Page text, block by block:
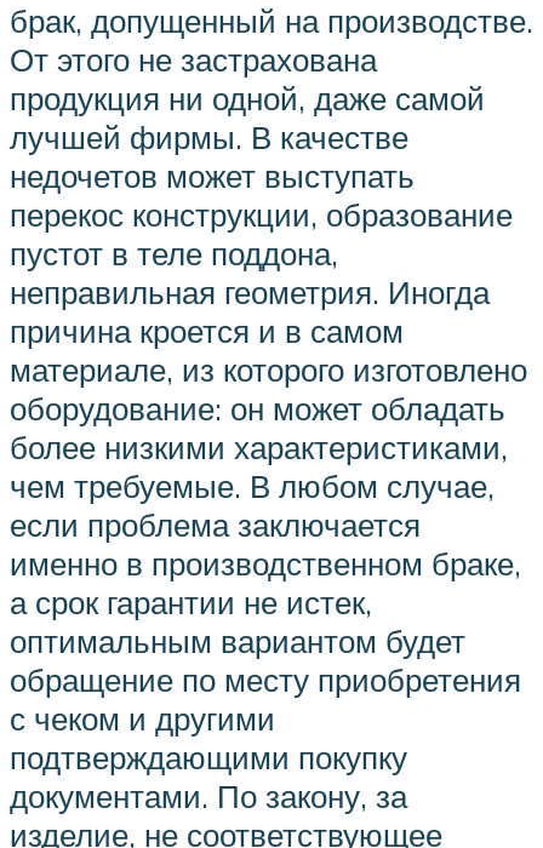
брак, допущенный на производстве.
От этого не застрахована
продукция ни одной, даже самой
лучшей фирмы. В качестве
недочетов может выступать
перекос конструкции, образование
пустот в теле поддона,
неправильная геометрия. Иногда
причина кроется и в самом
материале, из которого изготовлено
оборудование: он может обладать
более низкими характеристиками,
чем требуемые. В любом случае,
если проблема заключается
именно в производственном браке,
а срок гарантии не истек,
оптимальным вариантом будет
обращение по месту приобретения
с чеком и другими
подтверждающими покупку
документами. По закону, за
изделие, не соответствующее